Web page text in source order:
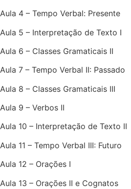
Aula 4 – Tempo Verbal: Presente
Aula 5 – Interpretação de Texto I
Aula 6 – Classes Gramaticais II
Aula 7 – Tempo Verbal II: Passado
Aula 8 – Classes Gramaticais III
Aula 9 – Verbos II
Aula 10 – Interpretação de Texto II
Aula 11 – Tempo Verbal III: Futuro
Aula 12 – Orações I
Aula 13 – Orações II e Cognatos